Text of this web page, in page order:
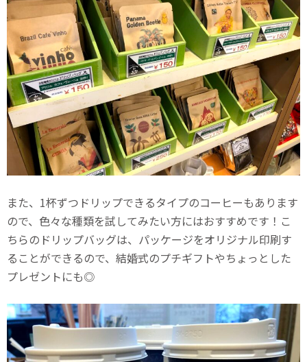
また、1杯ずつドリップできるタイプのコーヒーもあります
ので、色々な種類を試してみたい方にはおすすめです！こ
ちらのドリップバッグは、パッケージをオリジナル印刷す
ることができるので、結婚式のプチギフトやちょっとした
プレゼントにも◎